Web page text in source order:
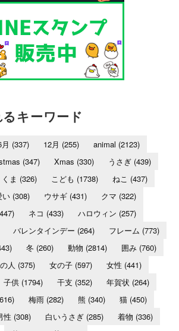
キーワード
(337) 12月 (255) animal (2123)
(347) Xmas (330) うさぎ (439)
くま (326) こども (1738) ねこ (437)
い(308) ウサギ(431) クマ (322)
ネコ (433) ハロウィン (257)
バレンタインデー (264) フレーム (773)
冬 (260) 動物 (2814) 囲み (760)
人 (375) 女の子(597) 女性 (441)
子供 (1794) 干支 (352) 年賀状 (264)
梅雨(282) 熊 (340) 猫(450)
性 (308) 白いうさぎ (285) 着物 (336)